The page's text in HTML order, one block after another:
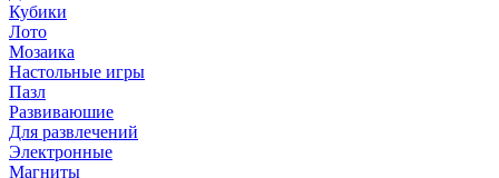
Кубики
Лото
Мозаика
Настольные игры
Пазл
Развиваюшие
Для развлечений
Электронные
Магниты